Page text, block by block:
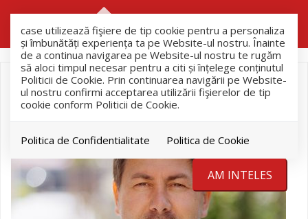
case utilizează fişiere de tip cookie pentru a personaliza
și îmbunătăți experiența ta pe Website-ul nostru. Înainte
de a continua navigarea pe Website-ul nostru te rugăm
să aloci timpul necesar pentru a citi și înțelege conținutul
Politicii de Cookie. Prin continuarea navigării pe Website-
ul nostru confirmi acceptarea utilizării fişierelor de tip
cookie conform Politicii de Cookie.
Politica de Confidentialitate Politica de Cookie
AM INTELES